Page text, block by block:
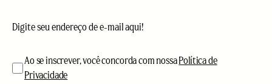
mail(obrigatório)
aceitação(obrigatório)
Ao se inscrever, você concorda com nossaPolítica de
Privacidade